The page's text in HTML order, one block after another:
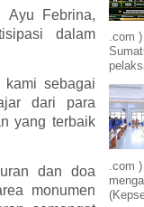
Ayu Febrina,
dalam
sebagai
dari para
yang terbaik
dan doa
monumen
.com
.com